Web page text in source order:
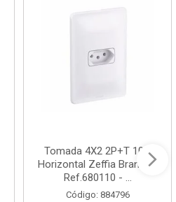
Tomada 4X2 2P+T 10A
Horizontal Zeffia Branca -
Ref.680110 - ...
Código: 884796